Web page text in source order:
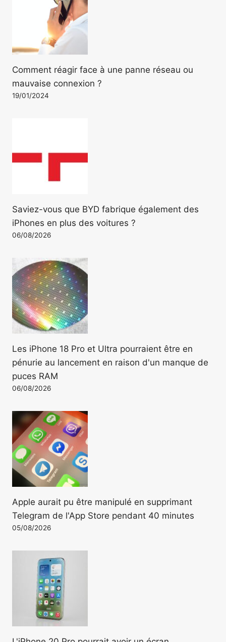
Comment réagir face à une panne réseau ou
mauvaise connexion ?
19/01/2024
Saviez-vous que BYD fabrique également des
iPhones en plus des voitures ?
06/08/2026
Les iPhone 18 Pro et Ultra pourraient être en
pénurie au lancement en raison d'un manque de
puces RAM
06/08/2026
Apple aurait pu être manipulé en supprimant
Telegram de l'App Store pendant 40 minutes
05/08/2026